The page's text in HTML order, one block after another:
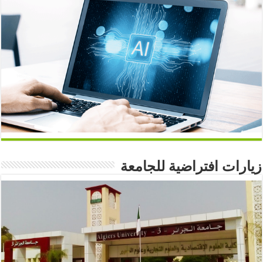
زيارات افتراضية للجامعة